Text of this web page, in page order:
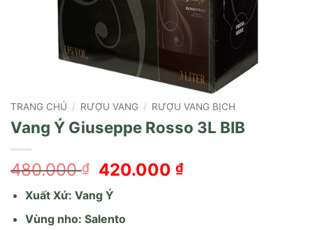
TRANG CHỦ / RƯỢU VANG / RƯỢU VANG BỊCH
Vang Ý Giuseppe Rosso 3L BIB
480.000₫
Giá
gốc
là:
480.000 ₫.
420.000₫Giá
Xuất Xứ: Vang Ý
Vùng nho: Salento